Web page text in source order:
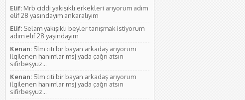
Elif: Mrb ciddi yakışıklı erkekleri arıyorum adım
elif 28 yasındayım ankaralıyım
Elif: Selam yakışıklı beyler tanışmak istiyorum
adım elif 28 yaşındayım
Kenan: Slm citi bir bayan arkadaş arıyorum
ilgilenen hanımlar msj yada çağrı atsın
sifirbeşyuz...
Kenan: Slm citi bir bayan arkadaş arıyorum
ilgilenen hanımlar msj yada çağrı atsın
sifirbeşyuz...